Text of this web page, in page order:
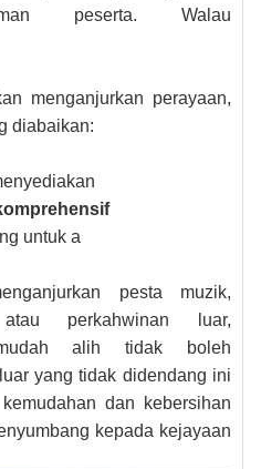
peserta. Walau
menganjurkan perayaan,
diabaikan:
untuk a
pesta muzik,
perkahwinan luar,
alih tidak boleh
yang tidak didendang ini
dan kebersihan
kepada kejayaan